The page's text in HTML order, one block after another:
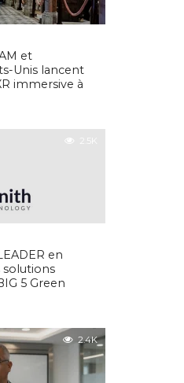
et
Unis lancent
immersive à
2.5K
en
solutions
5 Green
2.4K